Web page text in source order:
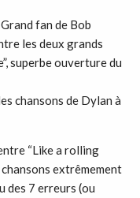
fan de Bob
les deux grands
superbe ouverture du
chansons de Dylan à
“Like a rolling
extrêmement
des 7 erreurs (ou